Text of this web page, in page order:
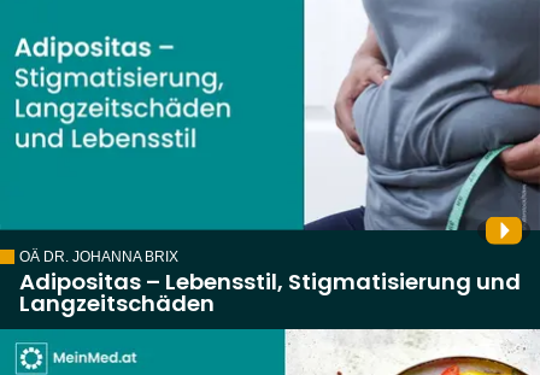
OÄ DR. JOHANNA BRIX
Adipositas – Lebensstil, Stigmatisierung und
Langzeitschäden